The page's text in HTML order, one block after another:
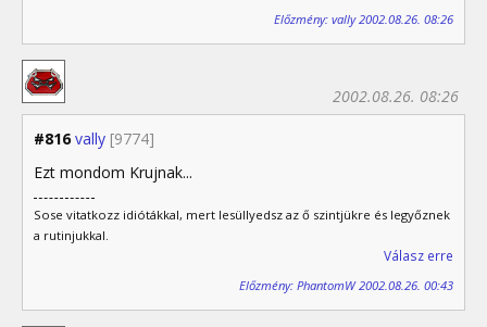
Előzmény: vally 2002.08.26. 08:26
#816 vally [9774]
2002.08.26. 08:26
Ezt mondom Krujnak...
Sose vitatkozz idiótákkal, mert lesüllyedsz az ő szintjükre és legyőznek
a rutinjukkal.
Válasz erre
Előzmény: PhantomW 2002.08.26. 00:43